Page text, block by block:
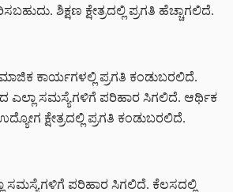
ಶಿಕ್ಷಣ ಕ್ಷೇತ್ರದಲ್ಲಿ ಪ್ರಗತಿ ಹೆಚ್ಚಾಗಲಿದೆ.
ಕಾರ್ಯಗಳಲ್ಲಿ ಪ್ರಗತಿ ಕಂಡುಬರಲಿದೆ.
ಎಲ್ಲಾ ಸಮಸ್ಯೆಗಳಿಗೆ ಪರಿಹಾರ ಸಿಗಲಿದೆ. ಆರ್ಥಿಕ
ಕ್ಷೇತ್ರದಲ್ಲಿ ಪ್ರಗತಿ ಕಂಡುಬರಲಿದೆ.
ಸಮಸ್ಯೆಗಳಿಗೆ ಪರಿಹಾರ ಸಿಗಲಿದೆ. ಕೆಲಸದಲ್ಲಿ